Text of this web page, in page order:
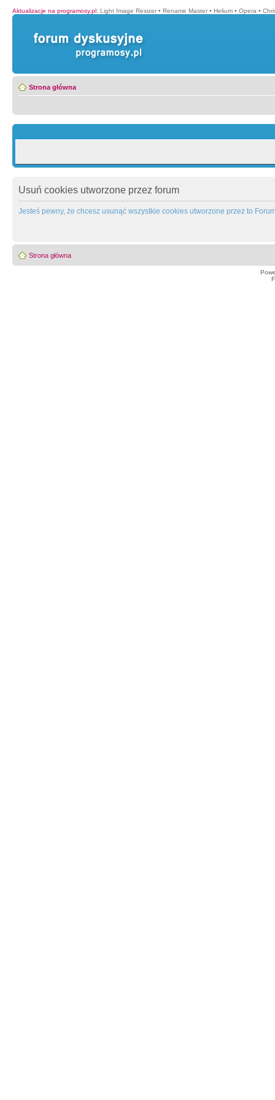
Aktualizacje na programosy.pl: Light Image Resizer • Rename Master • Helium • Opera •
Strona główna
Usuń cookies utworzone przez forum
Jesteś pewny, że chcesz usunąć wszystkie cookies utworzone przez to
Strona główna